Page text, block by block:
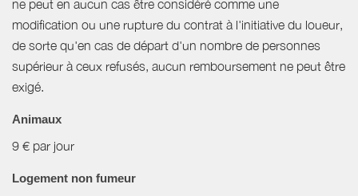
ne peut en aucun cas être considéré comme une
modification ou une rupture du contrat à l'initiative du loueur,
de sorte qu'en cas de départ d'un nombre de personnes
supérieur à ceux refusés, aucun remboursement ne peut être
exigé.
Animaux
9 € par jour
Logement non fumeur